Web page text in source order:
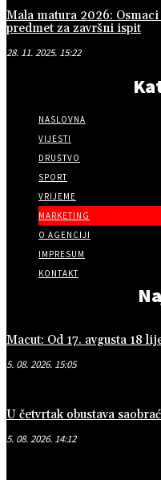
Mala matura 2026:
predmet za završni ispit
28. 11. 2025. 15:22
NASLOVNA
VIJESTI
DRUŠTVO
SPORT
VRIJEME
MARKETING
O AGENCIJI
IMPRESUM
KONTAKT
Macut: Od 17. avgusta 18
5. 08. 2026. 15:05
U četvrtak obustava
5. 08. 2026. 14:12